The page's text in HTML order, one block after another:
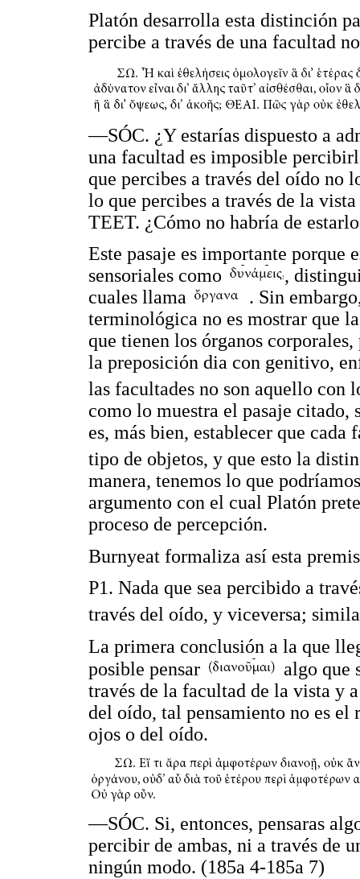
Platón desarrolla esta distinción
percibe a través de una facultad
—SÓC. ¿Y estarías dispuesto a
una facultad es imposible
que percibes a través del oído no
lo que percibes a través de la
TEET. ¿Cómo no habría de
Este pasaje es importante porque
sensoriales como
,
cuales llama
. Sin
terminológica no es mostrar que
que tienen los órganos
la preposición dia con genitivo,
las facultades no son aquello con
como lo muestra el pasaje
es, más bien, establecer que
tipo de objetos, y que esto la
manera, tenemos lo que
argumento con el cual Platón
proceso de percepción.
Burnyeat formaliza así esta
P1. Nada que sea percibido a
través del oído, y viceversa;
La primera conclusión a la que
posible pensar
algo que
través de la facultad de la vista y
del oído, tal pensamiento no es el
ojos o del oído.
—SÓC. Si, entonces, pensaras
percibir de ambas, ni a través de
ningún modo. (185a 4-185a 7)